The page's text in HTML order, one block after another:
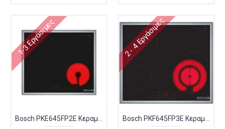
1-3 Εργάσιμες
Bosch PKE645FP2E Κεραμική Εστία Αυτόνομη Inox
2 - 4 Εργάσιμες
Bosch PKF645FP3E Κεραμική Εστία Αυτόνομη 60cm